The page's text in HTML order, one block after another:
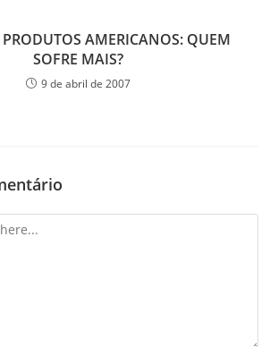
AMERICANOS: QUEM
SOFRE MAIS?
9 de abril de 2007